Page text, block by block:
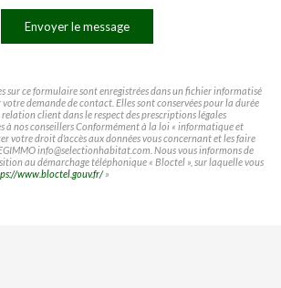
Envoyer le message
sur ce formulaire sont enregistrées dans un fichier informatisé
demande de contact. Elles sont conservées pour la durée
relation client dans le respect des prescriptions légales
à nos conseillers Conformément à la loi « informatique et
votre droit d'accès aux données vous concernant et les faire
info@selectionhabitat.com. Nous vous informons de
au démarchage téléphonique « Bloctel », sur laquelle vous
www.bloctel.gouv.fr/»